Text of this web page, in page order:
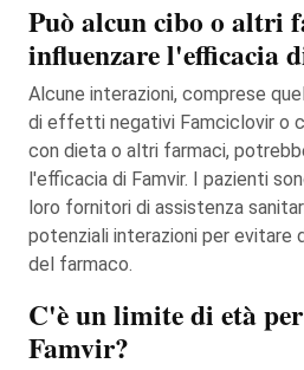
Può alcun cibo o altri
influenzare l'efficacia
Alcune interazioni, comprese
di effetti negativi Famciclovir o
con dieta o altri farmaci,
l'efficacia di Famvir. I pazienti
loro fornitori di assistenza
potenziali interazioni per evitare
del farmaco.
C'è un limite di età
Famvir?